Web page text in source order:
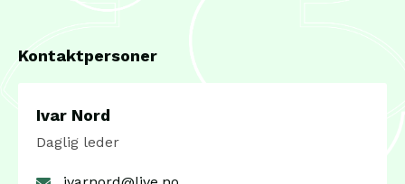
Kontaktpersoner
Ivar Nord
Daglig leder